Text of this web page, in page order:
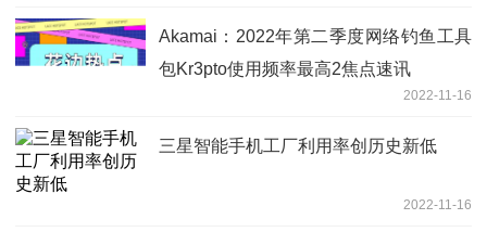
Akamai：2022年第二季度网络钓鱼工具
包Kr3pto使用频率最高2焦点速讯
2022-11-16
三星智能手机工厂利用率创历史新低
2022-11-16